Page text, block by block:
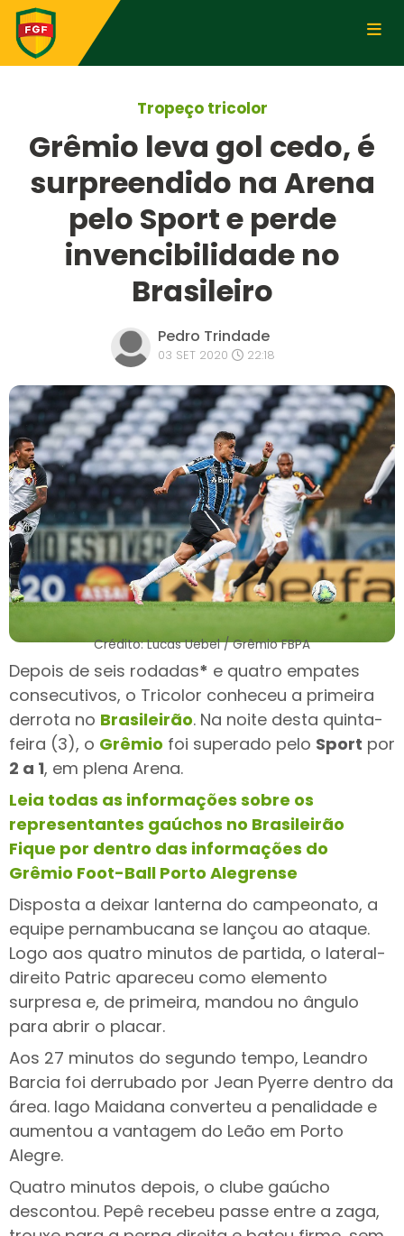
Tropeço tricolor
Grêmio leva gol cedo, é
surpreendido na Arena
pelo Sport e perde
invencibilidade no
Brasileiro
Pedro Trindade
03 SET 2020 22:18
Crédito: Lucas Uebel / Grêmio FBPA
Depois de seis rodadas* e quatro empates
consecutivos, o Tricolor conheceu a primeira
derrota no Brasileirão. Na noite desta quinta-
feira (3), o Grêmio foi superado pelo Sport por
2 a 1, em plena Arena.
Leia todas as informações sobre os
representantes gaúchos no Brasileirão
Fique por dentro das informações do
Grêmio Foot-Ball Porto Alegrense
Disposta a deixar lanterna do campeonato, a
equipe pernambucana se lançou ao ataque.
Logo aos quatro minutos de partida, o lateral-
direito Patric apareceu como elemento
surpresa e, de primeira, mandou no ângulo
para abrir o placar.
Aos 27 minutos do segundo tempo, Leandro
Barcia foi derrubado por Jean Pyerre dentro da
área. Iago Maidana converteu a penalidade e
aumentou a vantagem do Leão em Porto
Alegre.
Quatro minutos depois, o clube gaúcho
descontou. Pepê recebeu passe entre a zaga,